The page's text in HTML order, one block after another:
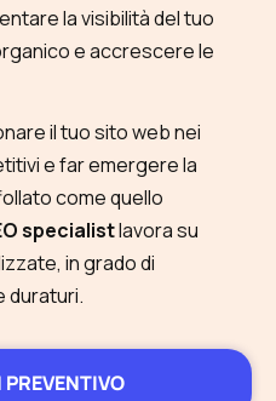
la visibilità del tuo
e accrescere le
il tuo sito web nei
e far emergere la
come quello
specialistlavora su
in grado di
duraturi.